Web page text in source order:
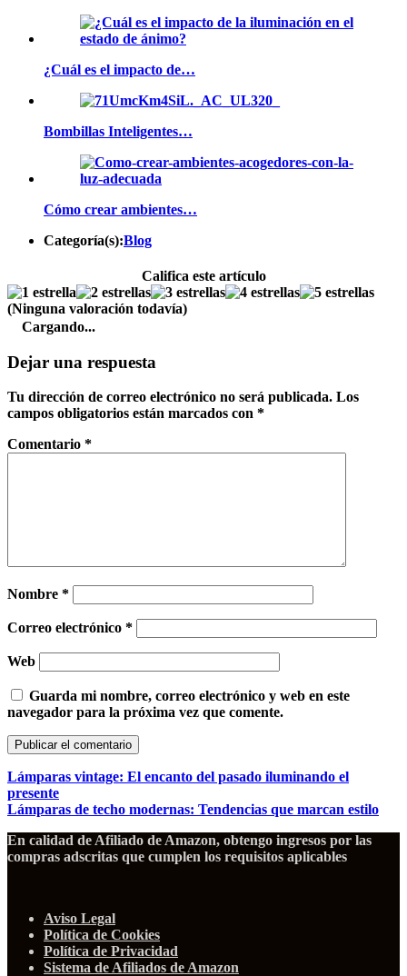
¿Cuál es el impacto de…
Bombillas Inteligentes…
Cómo crear ambientes…
Categoría(s):Blog
Califica este artículo
(Ninguna valoración todavía)
Cargando...
Dejar una respuesta
Tu dirección de correo electrónico no será publicada. Los
campos obligatorios están marcados con *
Comentario *
Nombre *
Correo electrónico *
Web
Guarda mi nombre, correo electrónico y web en este
navegador para la próxima vez que comente.
Lámparas vintage: El encanto del pasado iluminando el
presente
Lámparas de techo modernas: Tendencias que marcan estilo
En calidad de Afiliado de Amazon, obtengo ingresos por las
compras adscritas que cumplen los requisitos aplicables
Aviso Legal
Política de Cookies
Política de Privacidad
Sistema de Afiliados de Amazon